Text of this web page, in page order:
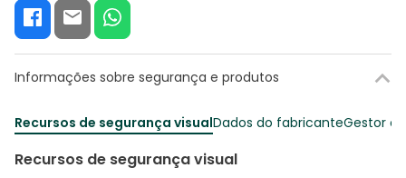
Informações sobre segurança e produtos
Recursos de segurança visualDados do fabricanteGestor
Recursos de segurança visual